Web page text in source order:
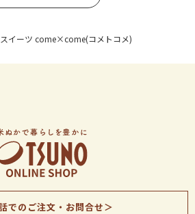
イーツ come×come(コメトコメ)
でのご注文・お問合せ＞